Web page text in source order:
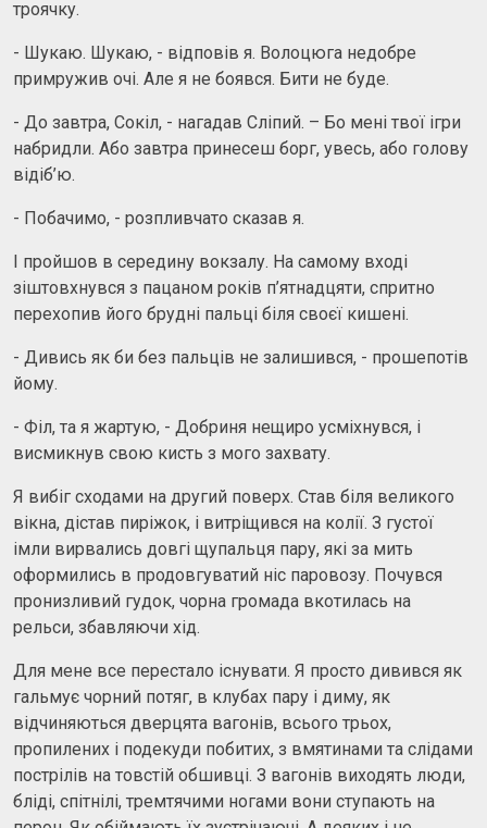
троячку.
- Шукаю. Шукаю, - відповів я. Волоцюга недобре
примружив очі. Але я не боявся. Бити не буде.
- До завтра, Сокіл, - нагадав Сліпий. – Бо мені твої ігри
набридли. Або завтра принесеш борг, увесь, або голову
відіб’ю.
- Побачимо, - розпливчато сказав я.
І пройшов в середину вокзалу. На самому вході
зіштовхнувся з пацаном років п’ятнадцяти, спритно
перехопив його брудні пальці біля своєї кишені.
- Дивись як би без пальців не залишився, - прошепотів
йому.
- Філ, та я жартую, - Добриня нещиро усміхнувся, і
висмикнув свою кисть з мого захвату.
Я вибіг сходами на другий поверх. Став біля великого
вікна, дістав пиріжок, і витріщився на колії. З густої
імли вирвались довгі щупальця пару, які за мить
оформились в продовгуватий ніс паровозу. Почувся
пронизливий гудок, чорна громада вкотилась на
рельси, збавляючи хід.
Для мене все перестало існувати. Я просто дивився як
гальмує чорний потяг, в клубах пару і диму, як
відчиняються дверцята вагонів, всього трьох,
пропилених і подекуди побитих, з вмятинами та слідами
пострілів на товстій обшивці. З вагонів виходять люди,
бліді, спітнілі, тремтячими ногами вони ступають на